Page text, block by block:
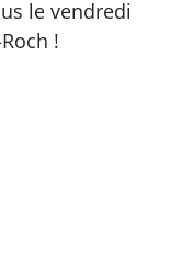
le vendredi
!